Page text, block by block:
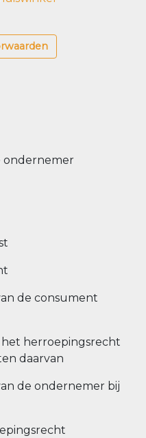
ondernemer
de consument
herroepingsrecht
daarvan
de ondernemer bij